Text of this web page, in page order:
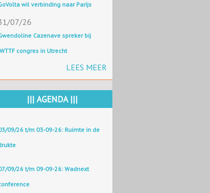
wil verbinding naar Parijs
07/26
Cazenave spreker bij
congres in Utrecht
LEES MEER
||| AGENDA |||
09/26 t/m 03-09-26: Ruimte in de
09/26 t/m 09-09-26: Wadnext